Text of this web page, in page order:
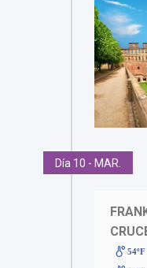
Día 10 - MAR.